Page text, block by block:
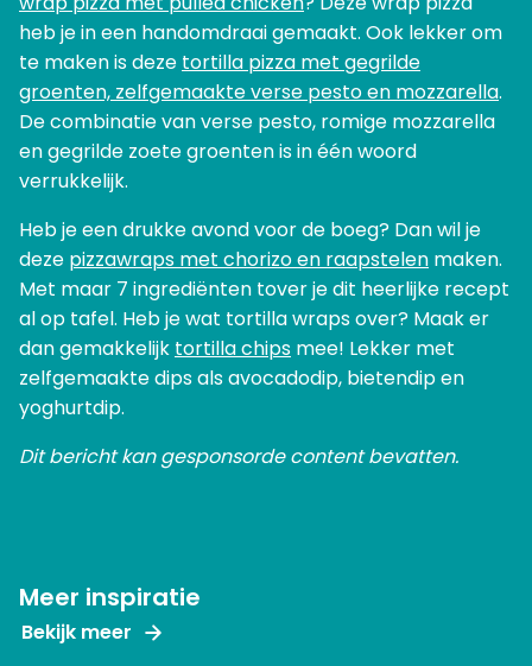
heb je in een handomdraai gemaakt. Ook lekker om
te maken is deze tortilla pizza met gegrilde
groenten, zelfgemaakte verse pesto en mozzarella.
De combinatie van verse pesto, romige mozzarella
en gegrilde zoete groenten is in één woord
verrukkelijk.
Heb je een drukke avond voor de boeg? Dan wil je
deze pizzawraps met chorizo en raapstelen maken.
Met maar 7 ingrediënten tover je dit heerlijke recept
al op tafel. Heb je wat tortilla wraps over? Maak er
dan gemakkelijk tortilla chips mee! Lekker met
zelfgemaakte dips als avocadodip, bietendip en
yoghurtdip.
Dit bericht kan gesponsorde content bevatten.
Meer inspiratie
Bekijk meer